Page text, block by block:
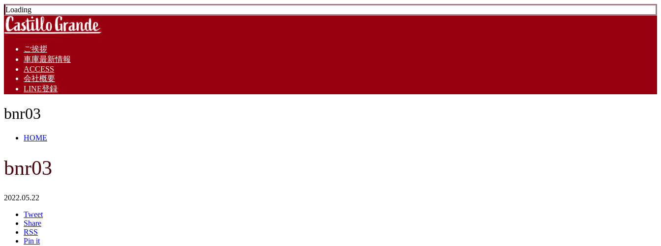
Loading
ご挨拶
車庫最新情報
ACCESS
会社概要
LINE登録
bnr03
HOME
bnr03
2022.05.22
Tweet
Share
RSS
Pin it